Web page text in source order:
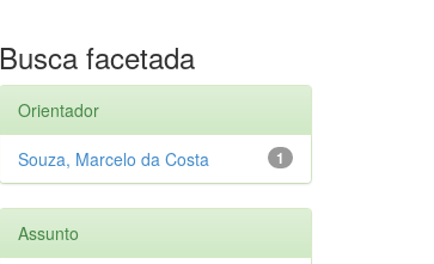
Busca facetada
Orientador
1
Souza, Marcelo da Costa
Assunto